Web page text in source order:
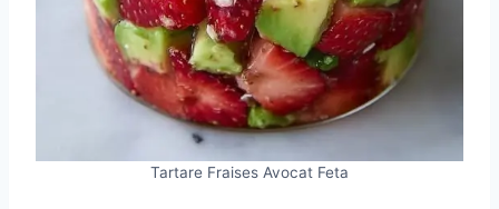
Tartare Fraises Avocat Feta